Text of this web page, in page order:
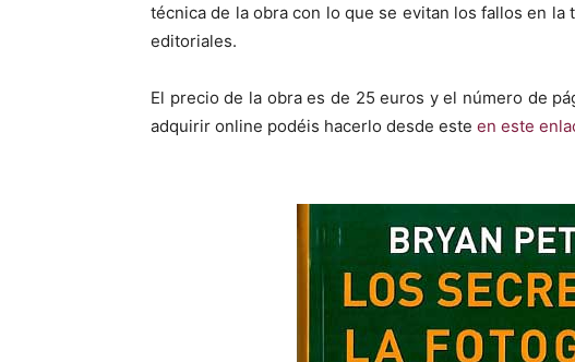
técnica de la obra con lo que se evitan los fallos en
editoriales.
El precio de la obra es de 25 euros y el número de
adquirir online podéis hacerlo desde este en este